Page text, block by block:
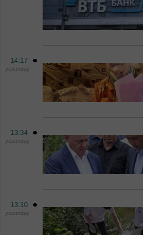
14:17
yesterday
13:34
yesterday
13:10
yesterday